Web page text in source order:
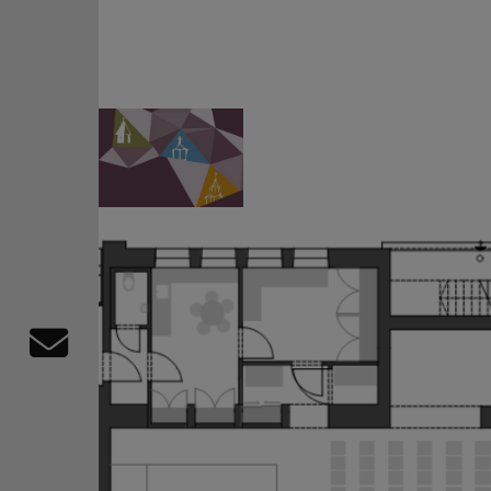
Evangelisch im
evangelisch im World Wide Web
Kontaktformular